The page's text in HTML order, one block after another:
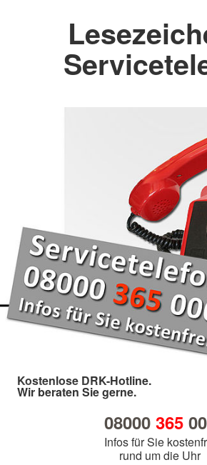
Kostenlose DRK-Hotline.
Wir beraten Sie gerne.
08000 365
Infos für Sie
rund um die Uhr